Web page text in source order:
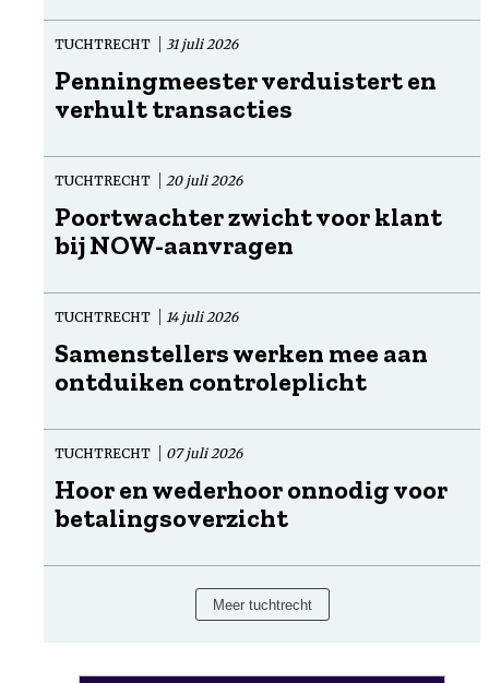
TUCHTRECHT 31 juli 2026
Penningmeester verduistert en
verhult transacties
TUCHTRECHT 20 juli 2026
Poortwachter zwicht voor klant
bij NOW-aanvragen
TUCHTRECHT 14 juli 2026
Samenstellers werken mee aan
ontduiken controleplicht
TUCHTRECHT 07 juli 2026
Hoor en wederhoor onnodig voor
betalingsoverzicht
Meer tuchtrecht